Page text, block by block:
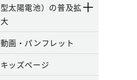
型太陽電池）の普及拡
大
動画・パンフレット
キッズページ